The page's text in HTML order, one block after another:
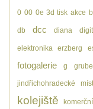
0 00 0e 3d tisk akce
db dcc diana
elektronika erzberg
fotogalerie g
jindřichohradecké
kolejiště